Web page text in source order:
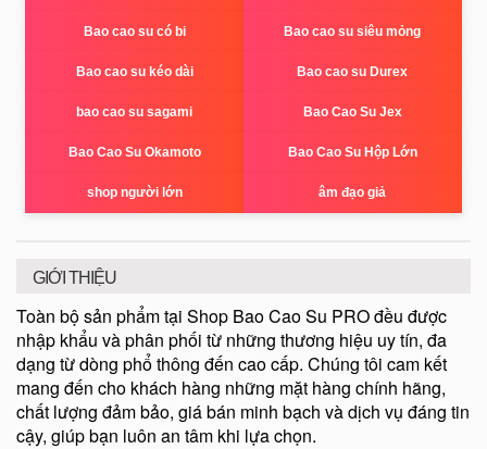
Bao cao su có bi Bao cao su siêu mỏng
Bao cao su kéo dài Bao cao su Durex
bao cao su sagami Bao Cao Su Jex
Bao Cao Su Okamoto Bao Cao Su Hộp Lớn
shop người lớn âm đạo giả
GIỚI THIỆU
Toàn bộ sản phẩm tại Shop Bao Cao Su PRO đều được
nhập khẩu và phân phối từ những thương hiệu uy tín, đa
dạng từ dòng phổ thông đến cao cấp. Chúng tôi cam kết
mang đến cho khách hàng những mặt hàng chính hãng,
chất lượng đảm bảo, giá bán minh bạch và dịch vụ đáng tin
cậy, giúp bạn luôn an tâm khi lựa chọn.